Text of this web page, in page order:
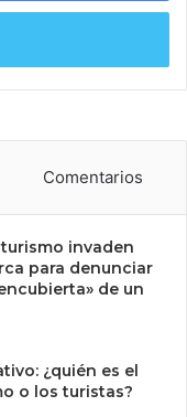
Comentarios
invaden
para denunciar
de un
¿quién es el
o los turistas?